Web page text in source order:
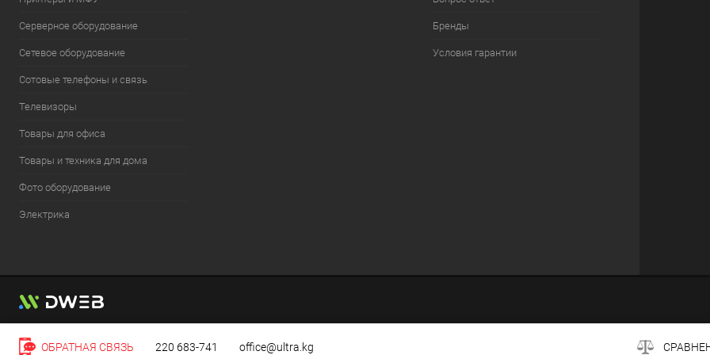
Серверное оборудование
Сетевое оборудование
Сотовые телефоны и связь
Телевизоры
Товары для офиса
Товары и техника для дома
Фото оборудование
Электрика
Бренды
Условия гарантии
ОБРАТНАЯ СВЯЗЬ 220 683-741 office@ultra.kg